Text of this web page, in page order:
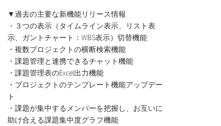
▼過去の主要な新機能リリース情報
・３つの表示（タイムライン表示、リスト表
示、ガントチャート：WBS表示）切替機能
・複数プロジェクトの横断検索機能
・課題管理と連携できるチャット機能
・課題管理表のExcel出力機能
・プロジェクトのテンプレート機能アップデー
ト
・課題が集中するメンバーを把握し、お互いに
助け合える課題集中度グラフ機能